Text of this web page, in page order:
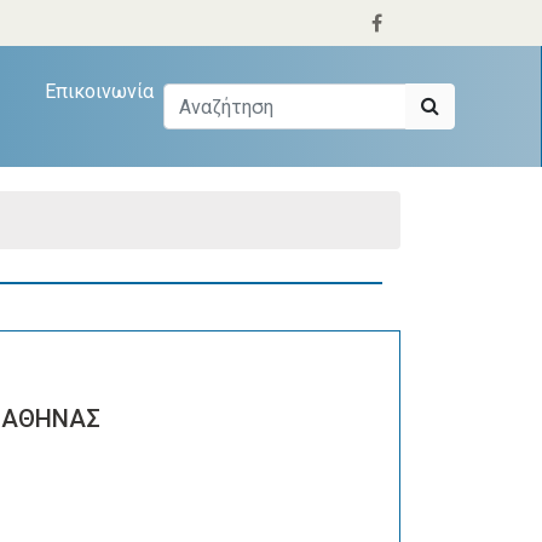
Επικοινωνία
ΑΘΗΝΑΣ